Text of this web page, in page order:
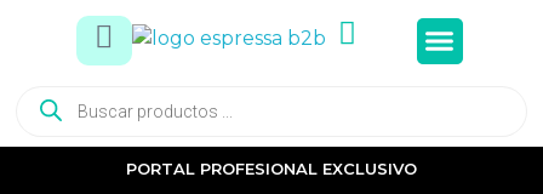
PORTAL PROFESIONAL EXCLUSIVO